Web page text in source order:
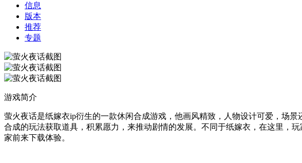
信息
版本
推荐
专题
游戏简介
萤火夜话是纸嫁衣ip衍生的一款休闲合成游戏，他画风精致，人物设计可爱，场
合成的玩法获取道具，积累愿力，来推动剧情的发展。不同于纸嫁衣，在这里，
家前来下载体验。